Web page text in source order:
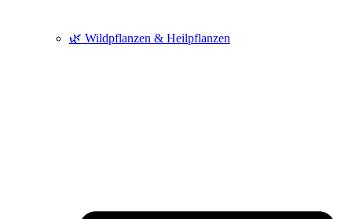
🌿 Wildpflanzen & Heilpflanzen